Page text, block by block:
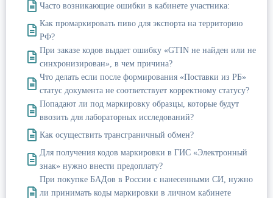
Часто возникающие ошибки в кабинете участника:
Как промаркировать пиво для экспорта на территорию
РФ?
При заказе кодов выдает ошибку «GTIN не найден или не
синхронизирован», в чем причина?
Что делать если после формирования «Поставки из РБ»
статус документа не соответствует корректному статусу?
Попадают ли под маркировку образцы, которые будут
ввозить для лабораторных исследований?
Как осуществить трансграничный обмен?
Для получения кодов маркировки в ГИС «Электронный
знак» нужно внести предоплату?
При покупке БАДов в России с нанесенными СИ, нужно
ли принимать коды маркировки в личном кабинете